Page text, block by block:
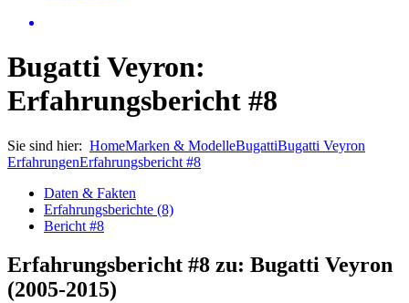
Bugatti Veyron:
Erfahrungsbericht #8
Sie sind hier: HomeMarken & ModelleBugattiBugatti Veyron
ErfahrungenErfahrungsbericht #8
Daten & Fakten
Erfahrungsberichte (8)
Bericht #8
Erfahrungsbericht #8 zu: Bugatti Veyron
(2005-2015)